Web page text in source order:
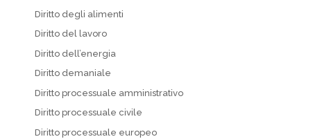
Diritto degli alimenti
Diritto del lavoro
Diritto dell’energia
Diritto demaniale
Diritto processuale amministrativo
Diritto processuale civile
Diritto processuale europeo